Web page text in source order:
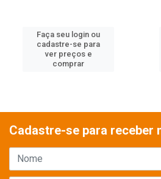
Faça seu login ou
cadastre-se para
ver preços e
comprar
Cadastre-se para receber